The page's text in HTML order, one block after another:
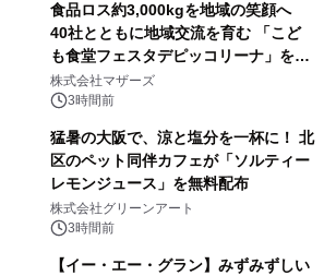
食品ロス約3,000kgを地域の笑顔へ
40社とともに地域交流を育む 「こど
も食堂フェスタデピッコリーナ」を9
月5日(土)開催
株式会社マザーズ
3時間前
猛暑の大阪で、涼と塩分を一杯に！ 北
区のペット同伴カフェが「ソルティー
レモンジュース」を無料配布
株式会社グリーンアート
3時間前
【イー・エー・グラン】みずみずしい